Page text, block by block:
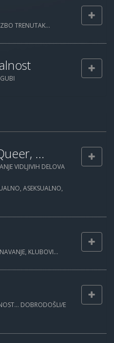
TRENUTAK...
...
VIDLJIVIH DELOVA
ASEKSUALNO,
KLUBOVI...
DOBRODOŠLI/E